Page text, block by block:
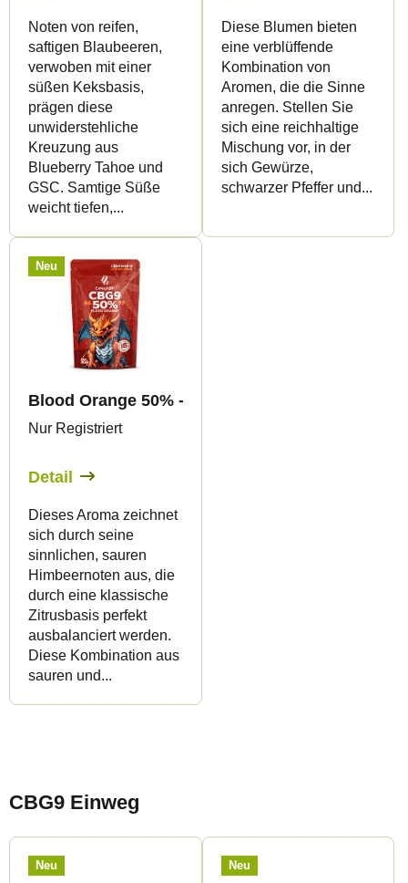
Noten von reifen,
saftigen Blaubeeren,
verwoben mit einer
süßen Keksbasis,
prägen diese
unwiderstehliche
Kreuzung aus
Blueberry Tahoe und
GSC. Samtige Süße
weicht tiefen,...
Diese Blumen bieten
eine verblüffende
Kombination von
Aromen, die die Sinne
anregen. Stellen Sie
sich eine reichhaltige
Mischung vor, in der
sich Gewürze,
schwarzer Pfeffer und...
Neu
Blood Orange 50% - CBG9 Blüten - Canapuff
Nur Registriert
Detail
Dieses Aroma zeichnet
sich durch seine
sinnlichen, sauren
Himbeernoten aus, die
durch eine klassische
Zitrusbasis perfekt
ausbalanciert werden.
Diese Kombination aus
sauren und...
CBG9 Einweg
Neu Neu